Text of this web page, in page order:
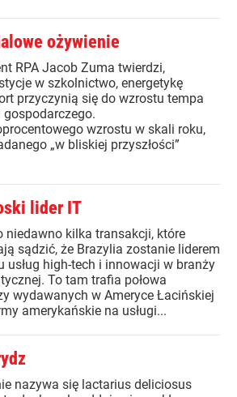
ożywienie
RPA Jacob Zuma twierdzi,
w szkolnictwo, energetykę
przyczynią się do wzrostu tempa
gospodarczego.
wzrostu w skali roku,
„w bliskiej przyszłości”
lider IT
niedawno kilka transakcji, które
sądzić, że Brazylia zostanie liderem
usług high-tech i innowacji w branży
To tam trafia połowa
wydawanych w Ameryce Łacińskiej
amerykańskie na usługi...
nazywa się lactarius deliciosus